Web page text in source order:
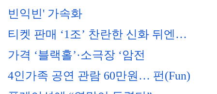
빈익빈' 가속화
티켓 판매 ‘1조’ 찬란한 신화 뒤엔…
가격 ‘블랙홀’·소극장 ‘암전
4인가족 공연 관람 60만원… 펀(Fun)